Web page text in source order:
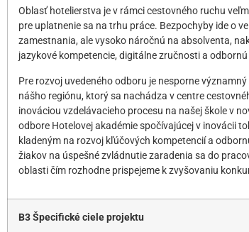
Oblasť hotelierstva je v rámci cestovného ruchu
pre uplatnenie sa na trhu práce. Bezpochyby ide o
zamestnania, ale vysoko náročnú na absolventa,
jazykové kompetencie, digitálne zručnosti a
Pre rozvoj uvedeného odboru je nesporne
nášho regiónu, ktorý sa nachádza v centre
inováciou vzdelávacieho procesu na našej škole v
odbore Hotelovej akadémie spočívajúcej v inovácii
kladeným na rozvoj kľúčových kompetencií a
žiakov na úspešné zvládnutie zaradenia sa do
oblasti čím rozhodne prispejeme k zvyšovaniu
B3 Špecifické ciele projektu